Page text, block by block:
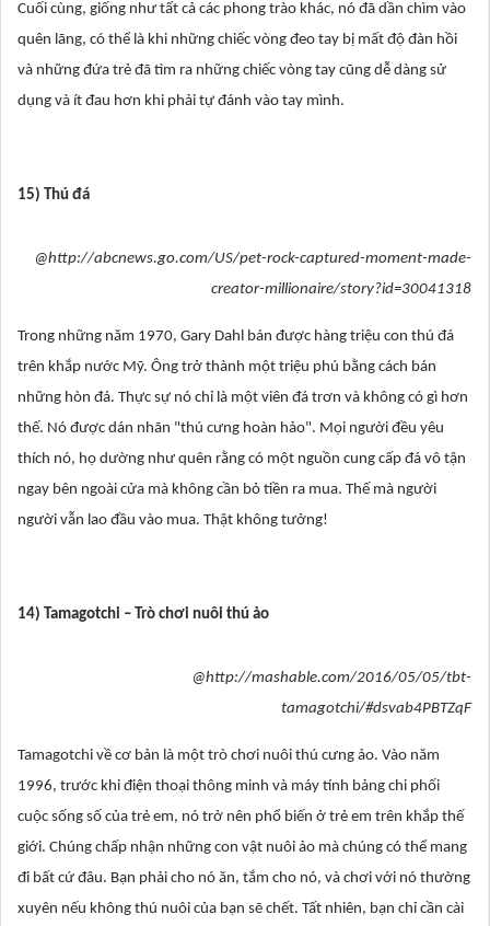
Cuối cùng, giống như tất cả các phong trào khác, nó đã dần chìm vào
quên lãng, có thể là khi những chiếc vòng đeo tay bị mất độ đàn hồi
và những đứa trẻ đã tìm ra những chiếc vòng tay cũng dễ dàng sử
dụng và ít đau hơn khi phải tự đánh vào tay mình.
15) Thú đá
@http://abcnews.go.com/US/pet-rock-captured-moment-made-
creator-millionaire/story?id=30041318
Trong những năm 1970, Gary Dahl bán được hàng triệu con thú đá
trên khắp nước Mỹ. Ông trở thành một triệu phú bằng cách bán
những hòn đá. Thực sự nó chỉ là một viên đá trơn và không có gì hơn
thế. Nó được dán nhãn "thú cưng hoàn hảo". Mọi người đều yêu
thích nó, họ dường như quên rằng có một nguồn cung cấp đá vô tận
ngay bên ngoài cửa mà không cần bỏ tiền ra mua. Thế mà người
người vẫn lao đầu vào mua. Thật không tưởng!
14) Tamagotchi – Trò chơi nuôi thú ảo
@http://mashable.com/2016/05/05/tbt-
tamagotchi/#dsvab4PBTZqF
Tamagotchi về cơ bản là một trò chơi nuôi thú cưng ảo. Vào năm
1996, trước khi điện thoại thông minh và máy tính bảng chi phối
cuộc sống số của trẻ em, nó trở nên phổ biến ở trẻ em trên khắp thế
giới. Chúng chấp nhận những con vật nuôi ảo mà chúng có thể mang
đi bất cứ đâu. Bạn phải cho nó ăn, tắm cho nó, và chơi với nó thường
xuyên nếu không thú nuôi của bạn sẽ chết. Tất nhiên, bạn chỉ cần cài